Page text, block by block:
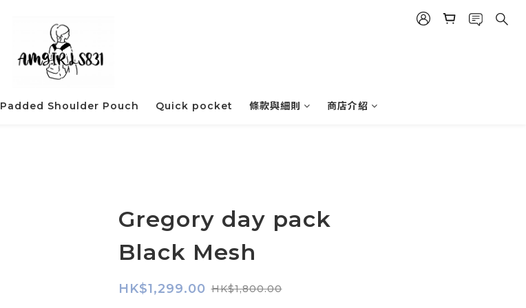
Padded Shoulder Pouch Quick pocket 條款與細則 商店介紹
Gregory day pack
Black Mesh
HK$1,299.00 HK$1,800.00